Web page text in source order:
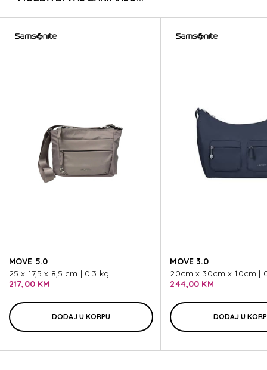
MOVE 5.0
MOVE 5.0
MOVE 5.0
MOVE 5.0
MOVE 5.0
MOVE 5.0
25 x 17,5 x 8,5 cm | 0.3 kg
217,00 KM
DODAJ U KORPU
MOVE 3.0
20cm x 30cm x 10cm |
244,00 KM
DODAJ U